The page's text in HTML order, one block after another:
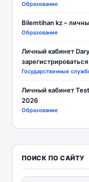
Образование
Bilemtihan kz –
Образование
Личный кабинет
Государственные
Личный кабинет
2026
Образование
ПОИСК ПО САЙТУ